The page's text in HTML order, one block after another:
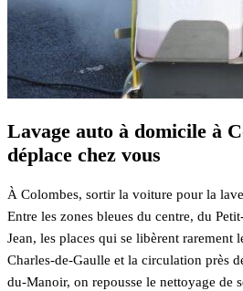
Lavage auto à domicile à
déplace chez vous
À Colombes, sortir la voiture pour la
Entre les zones bleues du centre, du
Jean, les places qui se libèrent rarement
Charles-de-Gaulle et la circulation près
du-Manoir, on repousse le nettoyage de